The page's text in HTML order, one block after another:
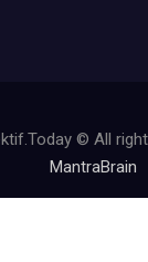
© All
MantraBrain